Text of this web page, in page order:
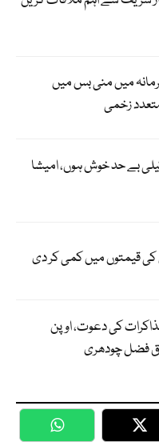
میں منی بس میں
بے حد خوش ہوں، امیشا
کی قیمتوں میں کمی کر دی
کی دعوت، اوپن
فضل چودھری
WhatsApp